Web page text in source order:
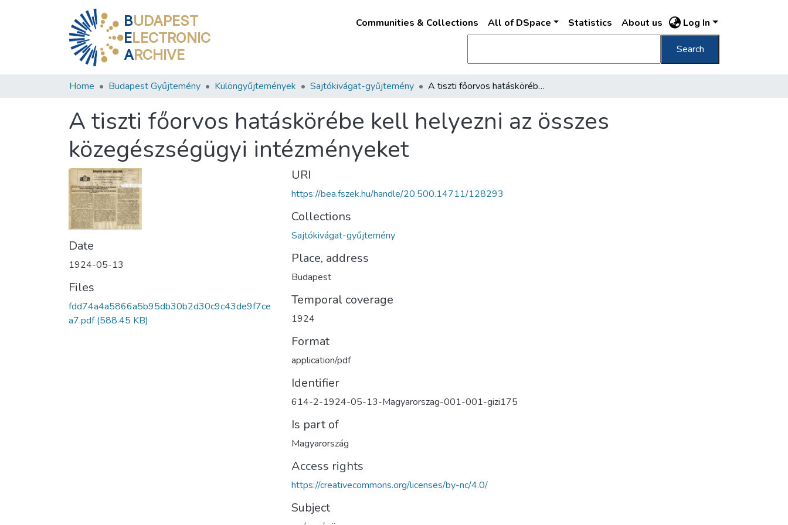
BUDAPEST
ELECTRONIC
ARCHIVE
Communities & Collections All of DSpace Statistics About us Log In
Search
Home Budapest Gyűjtemény Különgyűjtemények Sajtókivágat-gyűjtemény A tiszti főorvos hatáskörébe kell helyezni az összes közegészségügyi intézményeket
A tiszti főorvos hatáskörébe kell helyezni az összes
közegészségügyi intézményeket
Date
1924-05-13
Files
fdd74a4a5866a5b95db30b2d30c9c43de9f7ce
a7.pdf(588.45 KB)
URI
https://bea.fszek.hu/handle/20.500.14711/128293
Collections
Sajtókivágat-gyűjtemény
Place, address
Budapest
Temporal coverage
1924
Format
application/pdf
Identifier
614-2-1924-05-13-Magyarorszag-001-001-gizi175
Is part of
Magyarország
Access rights
https://creativecommons.org/licenses/by-nc/4.0/
Subject